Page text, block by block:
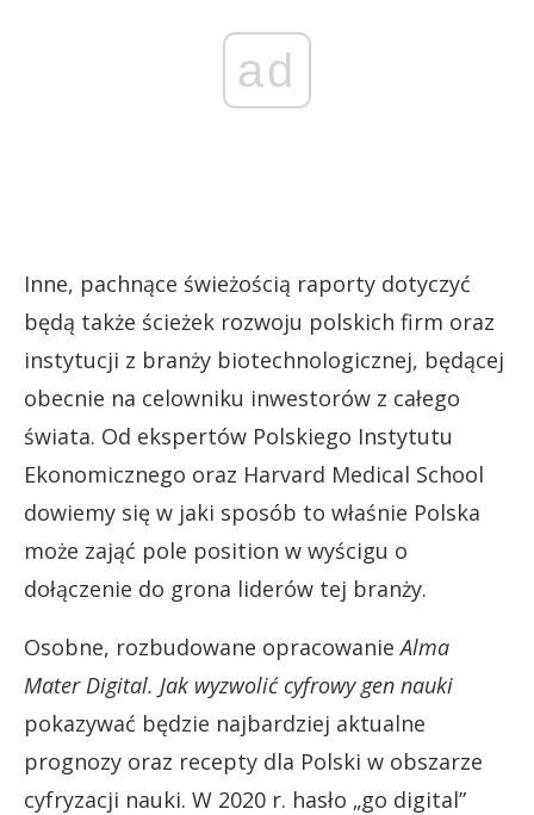
ad
Inne, pachnące świeżością raporty dotyczyć
będą także ścieżek rozwoju polskich firm oraz
instytucji z branży biotechnologicznej, będącej
obecnie na celowniku inwestorów z całego
świata. Od ekspertów Polskiego Instytutu
Ekonomicznego oraz Harvard Medical School
dowiemy się w jaki sposób to właśnie Polska
może zająć pole position w wyścigu o
dołączenie do grona liderów tej branży.
Osobne, rozbudowane opracowanieAlma
Mater Digital. Jak wyzwolić cyfrowy gen nauki
pokazywać będzie najbardziej aktualne
prognozy oraz recepty dla Polski w obszarze
cyfryzacji nauki. W 2020 r. hasło „go digital”